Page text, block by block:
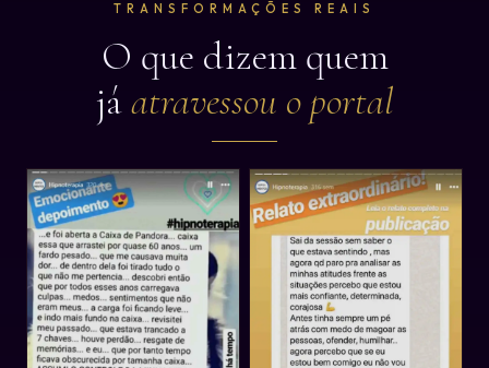
TRANSFORMAÇÕES REAIS
O que dizem quem
jáatravessou o portal